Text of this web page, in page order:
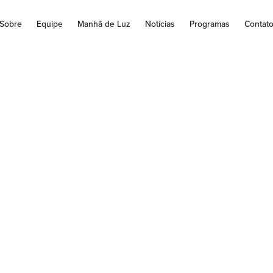
Sobre Equipe Manhã de Luz Notícias Programas Contato